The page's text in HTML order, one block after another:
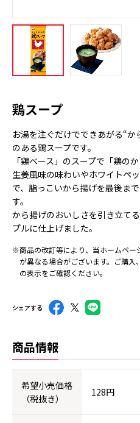
鶏スープ
お湯を注ぐだけでできあがる“
のある鶏スープです。
「鶏ベース」のスープで「鶏の
生姜風味の味わいやホワイトペ
で、脂っこいから揚げを最後ま
す。
から揚げのおいしさを引き立て
プルに仕上げました。
※商品の改訂等により、当ホームペー
が異なる場合がございます。ご購
の表示をご確認ください。
シェアする
商品情報
希望小売価格
（税抜き）
128円